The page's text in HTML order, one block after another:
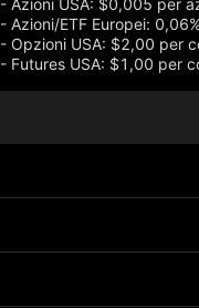
- Azioni USA: $0,005 per
- Azioni/ETF Europei:
- Opzioni USA: $2,00 per
- Futures USA: $1,00 per